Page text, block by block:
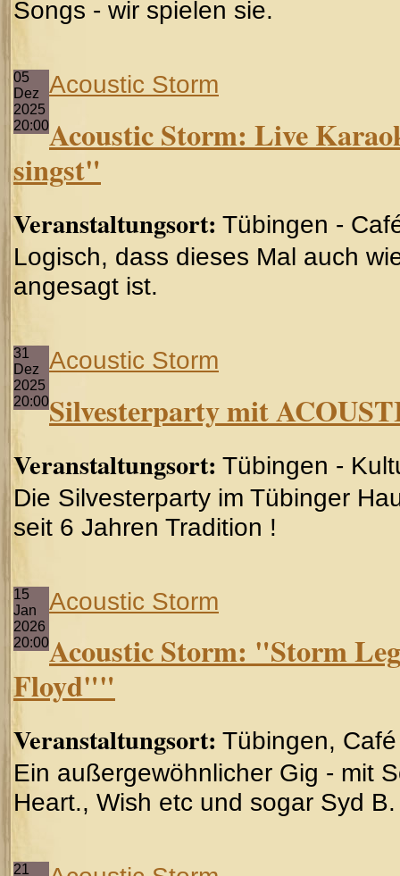
Songs - wir spielen sie.
05
Dez
2025
20:00
Acoustic Storm
Acoustic Storm: Live
singst"
Veranstaltungsort: Tübingen -
Logisch, dass dieses Mal auch
angesagt ist.
31
Dez
2025
20:00
Acoustic Storm
Silvesterparty mit
Veranstaltungsort: Tübingen -
Die Silvesterparty im Tübinger
seit 6 Jahren Tradition !
15
Jan
2026
20:00
Acoustic Storm
Acoustic Storm: "Storm
Floyd""
Veranstaltungsort: Tübingen,
Ein außergewöhnlicher Gig - mit
Heart., Wish etc und sogar Syd B.
21